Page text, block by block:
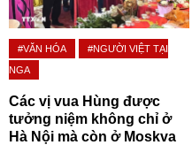
#VĂN HÓA
#NGƯỜI VIỆT TẠI
NGA
Các vị vua Hùng được
tưởng niệm không chỉ ở
Hà Nội mà còn ở Moskva